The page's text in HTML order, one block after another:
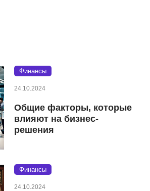
Финансы
24.10.2024
Общие факторы, которые
влияют на бизнес-
решения
Финансы
24.10.2024